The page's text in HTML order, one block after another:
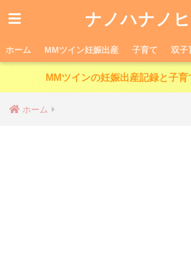
ナノハナノヒ
ホーム MMツイン妊娠出産 子育て 双子
MMツインの妊娠出産記録と子育
ホーム